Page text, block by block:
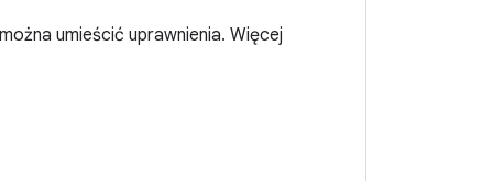
umieścić uprawnienia. Więcej